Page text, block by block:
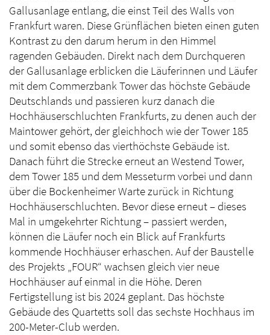
Gallusanlage entlang, die einst Teil des Walls von
Frankfurt waren. Diese Grünflächen bieten einen guten
Kontrast zu den darum herum in den Himmel
ragenden Gebäuden. Direkt nach dem Durchqueren
der Gallusanlage erblicken die Läuferinnen und Läufer
mit dem Commerzbank Tower das höchste Gebäude
Deutschlands und passieren kurz danach die
Hochhäuserschluchten Frankfurts, zu denen auch der
Maintower gehört, der gleichhoch wie der Tower 185
und somit ebenso das vierthöchste Gebäude ist.
Danach führt die Strecke erneut an Westend Tower,
dem Tower 185 und dem Messeturm vorbei und dann
über die Bockenheimer Warte zurück in Richtung
Hochhäuser­schluchten. Bevor diese erneut – dieses
Mal in umgekehrter Richtung – passiert werden,
können die Läufer noch ein Blick auf Frankfurts
kommende Hochhäuser erhaschen. Auf der Baustelle
des Projekts „FOUR“ wachsen gleich vier neue
Hochhäuser auf einmal in die Höhe. Deren
Fertigstellung ist bis 2024 geplant. Das höchste
Gebäude des Quartetts soll das sechste Hochhaus im
200-Meter-Club werden.